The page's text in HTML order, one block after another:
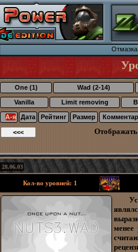
Отмазка
One (1) Wad (2-14)
Vanilla Limit removing
А-я Дата Рейтинг Размер
Отображать
28.06.03
Кол-во уровней: 1
менее